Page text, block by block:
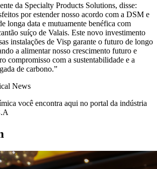
da Specialty Products Solutions, disse:
por estender nosso acordo com a DSM e
longa data e mutuamente benéfica com
suíço de Valais. Este novo investimento
instalações de Visp garante o futuro de longo
a alimentar nosso crescimento futuro e
compromisso com a sustentabilidade e a
de carbono.”
News
você encontra aqui no portal da indústria